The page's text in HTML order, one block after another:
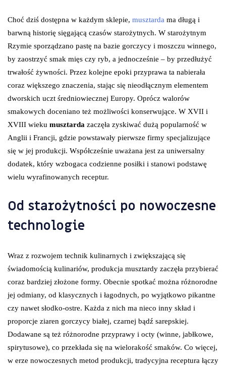
Choć dziś dostępna w każdym sklepie, musztarda ma długą i
barwną historię sięgającą czasów starożytnych. W starożytnym
Rzymie sporządzano pastę na bazie gorczycy i moszczu winnego,
by zaostrzyć smak mięs czy ryb, a jednocześnie – by przedłużyć
trwałość żywności. Przez kolejne epoki przyprawa ta nabierała
coraz większego znaczenia, stając się nieodłącznym elementem
dworskich uczt średniowiecznej Europy. Oprócz walorów
smakowych doceniano też możliwości konserwujące. W XVII i
XVIII wieku musztarda zaczęła zyskiwać dużą popularność w
Anglii i Francji, gdzie powstawały pierwsze firmy specjalizujące
się w jej produkcji. Współcześnie uważana jest za uniwersalny
dodatek, który wzbogaca codzienne posiłki i stanowi podstawę
wielu wyrafinowanych receptur.
Od starożytności po nowoczesne
technologie
Wraz z rozwojem technik kulinarnych i zwiększającą się
świadomością kulinariów, produkcja musztardy zaczęła przybierać
coraz bardziej złożone formy. Obecnie spotkać można różnorodne
jej odmiany, od klasycznych i łagodnych, po wyjątkowo pikantne
czy nawet słodko-ostre. Każda z nich ma nieco inny skład i
proporcje ziaren gorczycy białej, czarnej bądź sarepskiej.
Dodawane są też różnorodne przyprawy i octy (winne, jabłkowe,
spirytusowe), co przekłada się na wielorakość smaków. Co więcej,
w erze nowoczesnych metod produkcji, tradycyjna receptura łączy